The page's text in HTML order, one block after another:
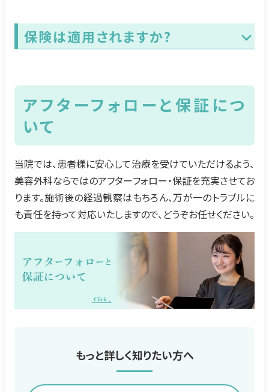
保険は適用されますか?
アフターフォローと保証につ
いて
当院では、患者様に安心して治療を受けていただけるよう、
美容外科ならではのアフターフォロー・保証を充実させてお
ります。施術後の経過観察はもちろん、万が一のトラブルに
も責任を持って対応いたしますので、どうぞお任せください。
もっと詳しく知りたい方へ